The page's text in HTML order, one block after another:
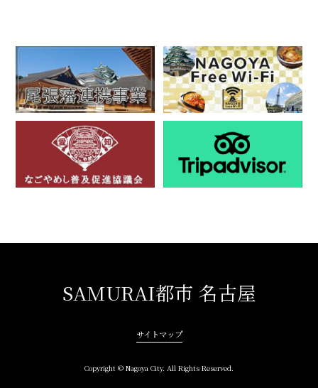
SAMURAI都市 名古屋
サイトマップ
Copyright © Nagoya City. All Rights Reserved.